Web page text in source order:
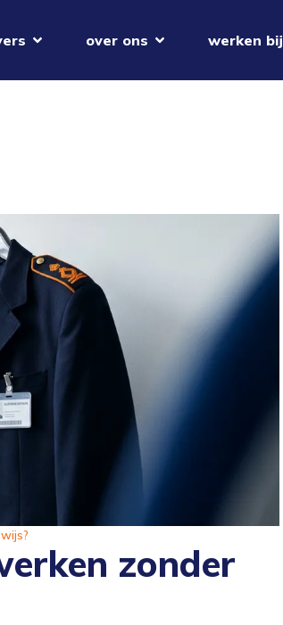
over ons werken bij
zonder